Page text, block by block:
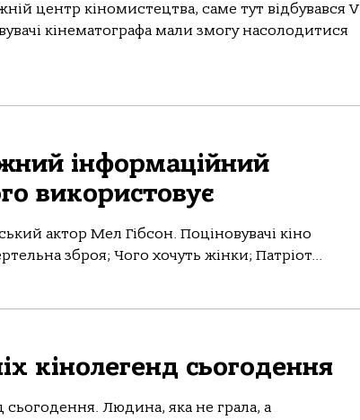
центр кіномистецтва, саме тут відбувався V
кінематографа мали змогу насолодитися
інформаційний
використовує
актор Мел Гібсон. Поціновувачі кіно
зброя; Чого хочуть жінки; Патріот...
кінолегенд сьогодення
сьогодення. Людина, яка не грала, а